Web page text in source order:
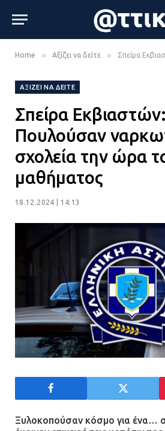
Home » Αξίζει να δείτε » Σπείρα Εκβιαστών:
ΑΞΊΖΕΙ ΝΑ ΔΕΊΤΕ
Σπείρα Εκβιαστών:
Πουλούσαν
σχολεία την ώρα
μαθήματος
18.12.2024 | 14:13
Ξυλοκοπούσαν κόσμο για ένα…